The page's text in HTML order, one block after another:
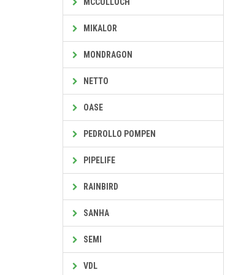
MIKALOR
MONDRAGON
NETTO
OASE
PEDROLLO POMPEN
PIPELIFE
RAINBIRD
SANHA
SEMI
VDL